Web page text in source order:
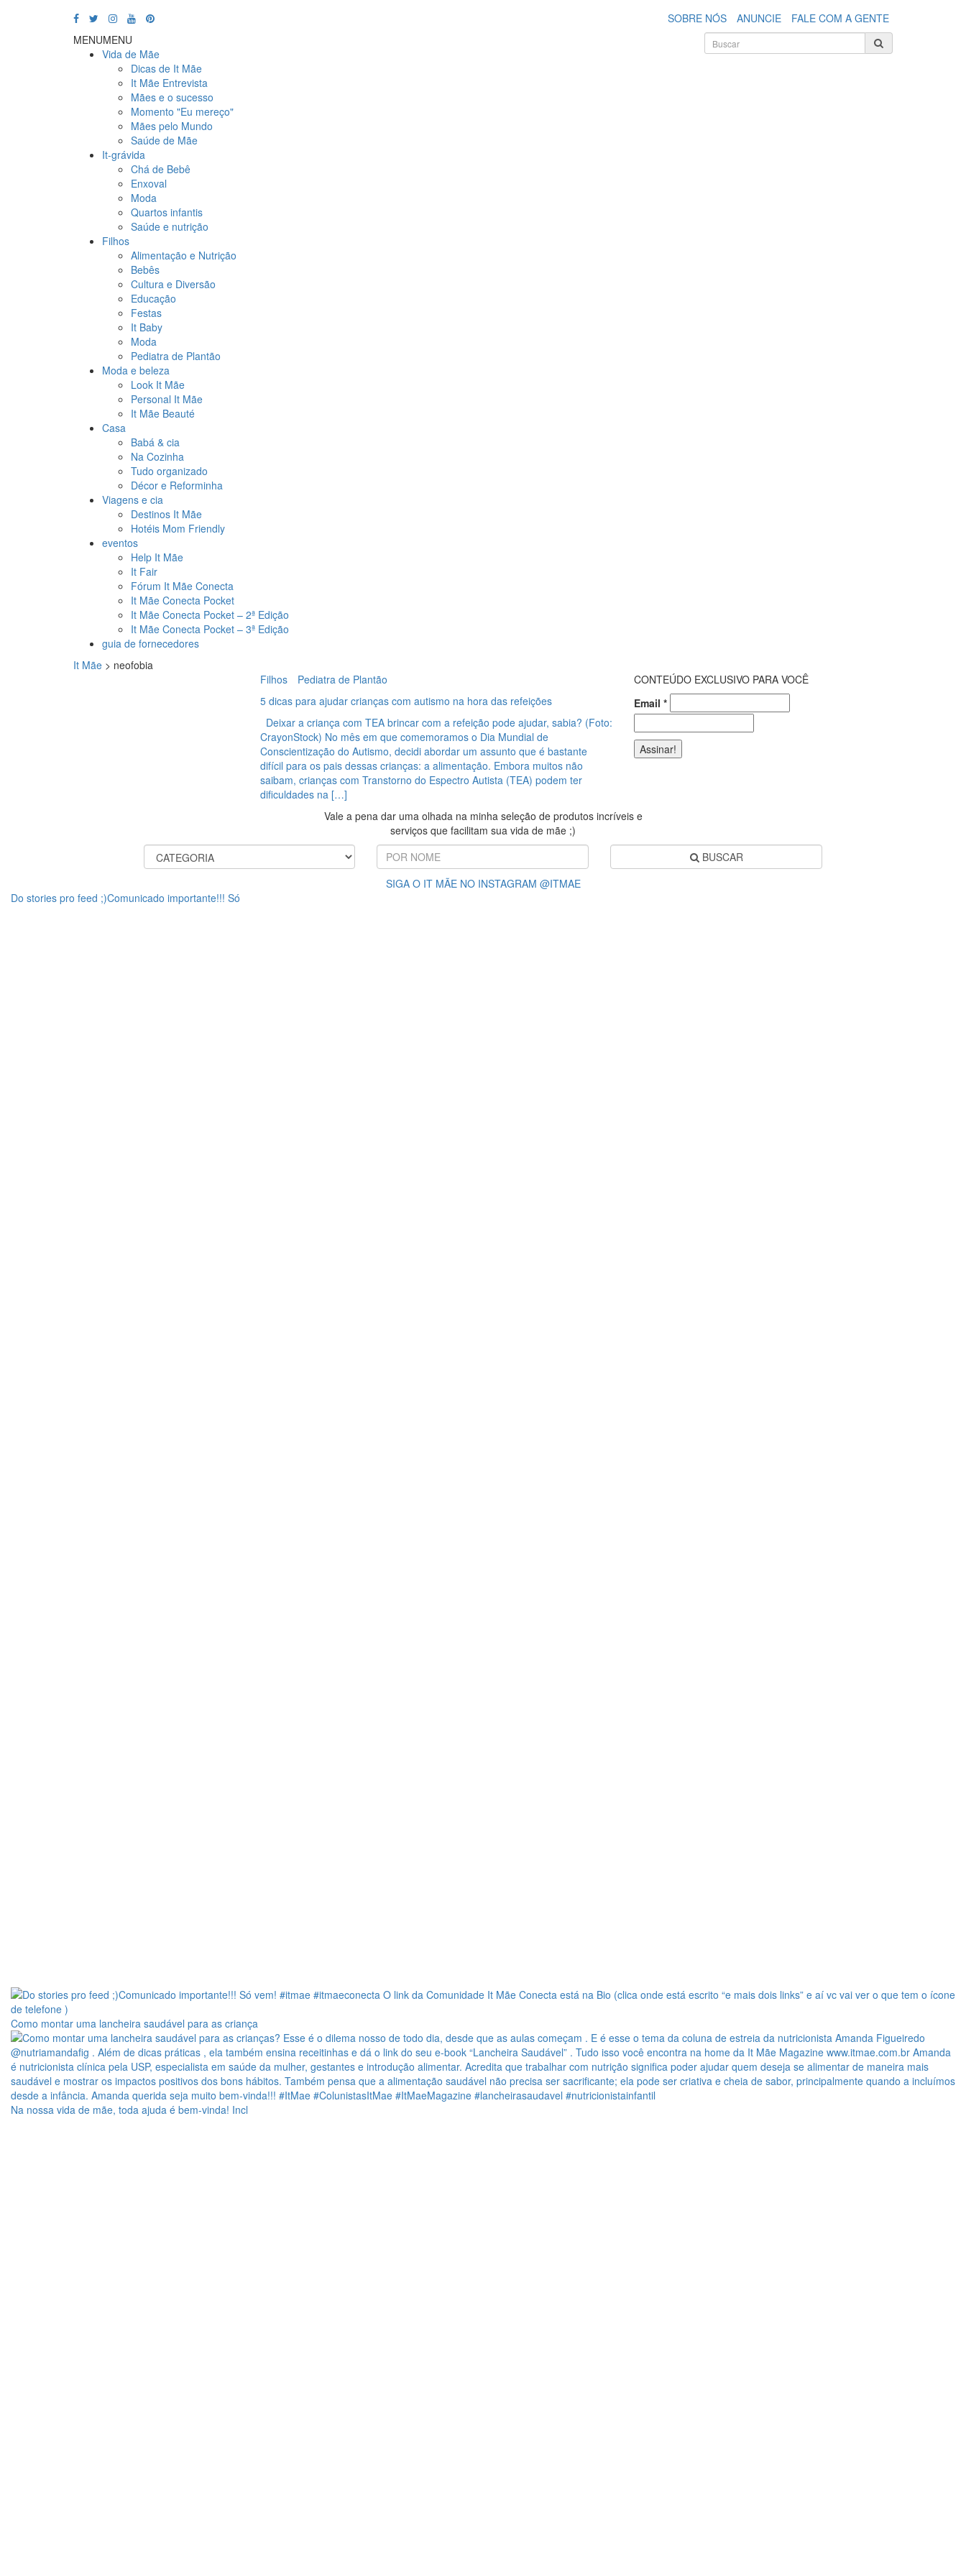
SOBRE NÓS ANUNCIE
FALE COM A GENTE
MENUMENU
Vida de Mãe
Dicas de It Mãe
It Mãe Entrevista
Mães e o sucesso
Momento "Eu mereço"
Mães pelo Mundo
Saúde de Mãe
It-grávida
Chá de Bebê
Enxoval
Moda
Quartos infantis
Saúde e nutrição
Filhos
Alimentação e Nutrição
Bebês
Cultura e Diversão
Educação
Festas
It Baby
Moda
Pediatra de Plantão
Moda e beleza
Look It Mãe
Personal It Mãe
It Mãe Beauté
Casa
Babá & cia
Na Cozinha
Tudo organizado
Décor e Reforminha
Viagens e cia
Destinos It Mãe
Hotéis Mom Friendly
eventos
Help It Mãe
It Fair
Fórum It Mãe Conecta
It Mãe Conecta Pocket
It Mãe Conecta Pocket – 2ª Edição
It Mãe Conecta Pocket – 3ª Edição
guia de fornecedores
It Mãe > neofobia
Filhos
Pediatra de Plantão
5 dicas para ajudar crianças com autismo na hora das refeições
Deixar a criança com TEA brincar com a refeição pode ajudar, sabia? (Foto:
CrayonStock) No mês em que comemoramos o Dia Mundial de
Conscientização do Autismo, decidi abordar um assunto que é bastante
difícil para os pais dessas crianças: a alimentação. Embora muitos não
saibam, crianças com Transtorno do Espectro Autista (TEA) podem ter
dificuldades na […]
CONTEÚDO EXCLUSIVO PARA VOCÊ
Email *
Vale a pena dar uma olhada na minha seleção de produtos incríveis e
serviços que facilitam sua vida de mãe ;)
BUSCAR
SIGA O IT MÃE NO INSTAGRAM @ITMAE
Do stories pro feed ;)Comunicado importante!!! Só
Como montar uma lancheira saudável para as criança
Na nossa vida de mãe, toda ajuda é bem-vinda! Incl